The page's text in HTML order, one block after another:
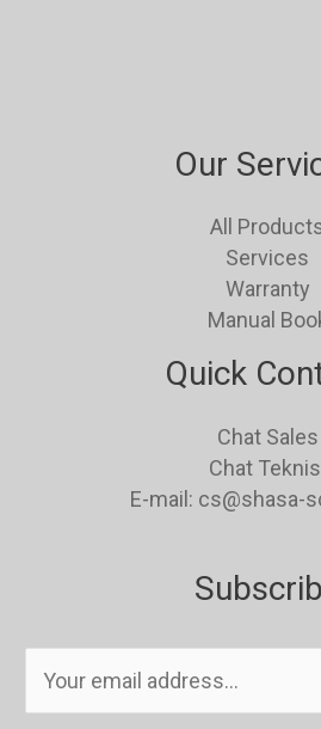
Our
All
Services
Warranty
Manual
Quick
Chat Sales
Chat
E-mail: cs@shasa-